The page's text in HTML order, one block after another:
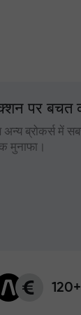
पर बचत
अन्य ब्रोकर्स में
मुनाफा।